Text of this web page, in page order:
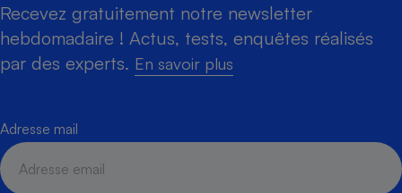
Recevez gratuitement notre newsletter
hebdomadaire ! Actus, tests, enquêtes réalisés
par des experts. En savoir plus
Adresse mail